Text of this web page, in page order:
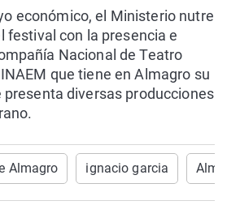
económico, el Ministerio nutre
festival con la presencia e
Nacional de Teatro
que tiene en Almagro su
presenta diversas producciones
Almagro ignacio garcia